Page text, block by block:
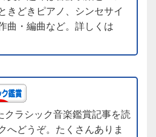
きどきピアノ、シンセサイ
曲・編曲など。詳しくは
ラシック音楽鑑賞記事を読
へどうぞ。たくさんありま